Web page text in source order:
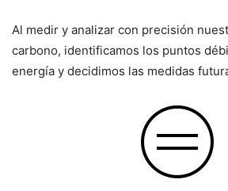
Al medir y analizar con precisión
carbono, identificamos los puntos
energía y decidimos las medidas